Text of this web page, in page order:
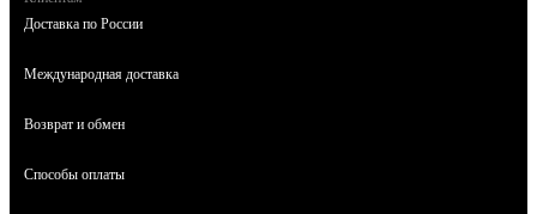
Доставка по России
Международная доставка
Возврат и обмен
Способы оплаты